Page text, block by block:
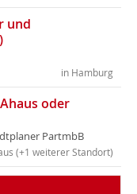
und
in Hamburg
oder
PartmbB
(+1 weiterer Standort)